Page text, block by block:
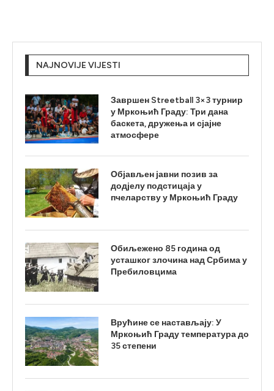
NAJNOVIJE VIJESTI
Завршен Streetball 3×3 турнир
у Мркоњић Граду: Три дана
баскета, дружења и сјајне
атмосфере
Објављен јавни позив за
додјелу подстицаја у
пчеларству у Мркоњић Граду
Обиљежено 85 година од
усташког злочина над Србима у
Пребиловцима
Врућине се настављају: У
Мркоњић Граду температура до
35 степени